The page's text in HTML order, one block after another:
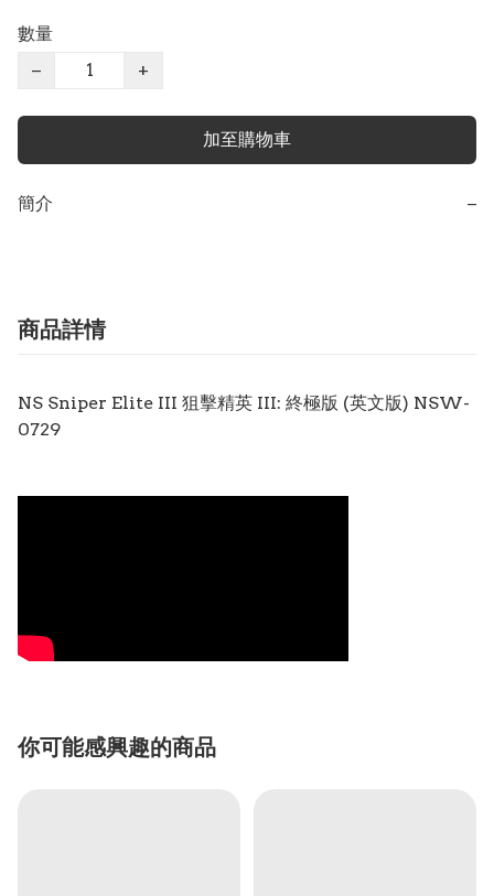
數量
−
+
加至購物車
簡介 −
商品詳情
NS Sniper Elite III 狙擊精英 III: 終極版 (英文版) NSW-
0729
你可能感興趣的商品